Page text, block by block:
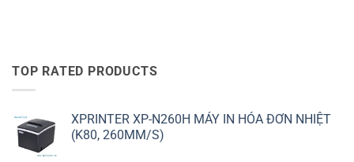
TOP RATED PRODUCTS
XPRINTER XP-N260H MÁY IN HÓA ĐƠN NHIỆT
(K80, 260MM/S)